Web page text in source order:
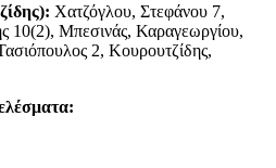
Χατζόγλου, Στεφάνου 7,
10(2), Μπεσινάς, Καραγεωργίου,
2, Κουρουτζίδης,